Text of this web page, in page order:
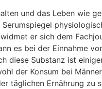
und das Leben wie
er sich dem
es bei der Einnahme
diese Substanz ist
der Konsum bei
täglichen Ernährung zu